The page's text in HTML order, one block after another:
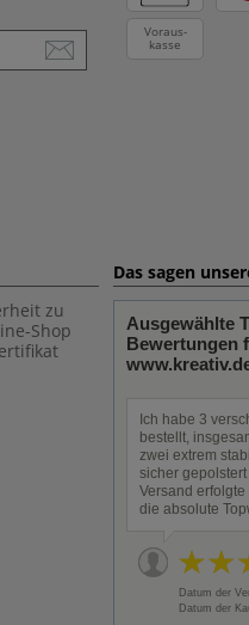
Voraus-
kasse
zu
Shop
Das sagen
Ausgewählte
Bewertungen
Ich habe 3
bestellt,
zwei extrem
sicher
Versand
die absolute
Datum der
Datum der